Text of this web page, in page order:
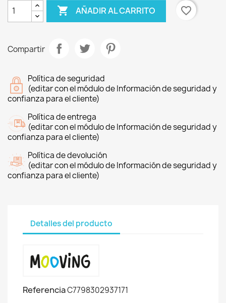
 AÑADIR AL CARRITO favorite_border
Compartir
Política de seguridad
(editar con el módulo de Información de seguridad y
confianza para el cliente)
Política de entrega
(editar con el módulo de Información de seguridad y
confianza para el cliente)
Política de devolución
(editar con el módulo de Información de seguridad y
confianza para el cliente)
Detalles del producto
ReferenciaC7798302937171